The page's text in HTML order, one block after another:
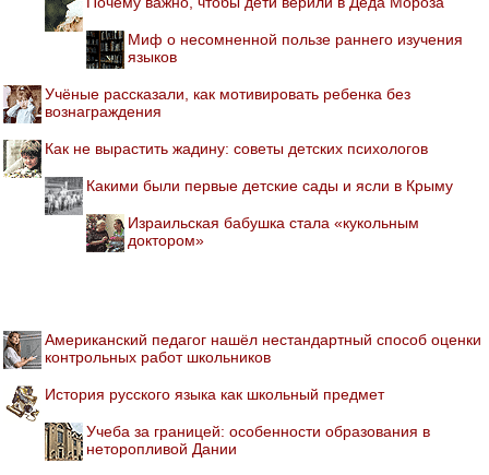
Миф о несомненной пользе раннего изучения
языков
Учёные рассказали, как мотивировать ребенка без
вознаграждения
Как не вырастить жадину: советы детских психологов
Какими были первые детские сады и ясли в Крыму
Израильская бабушка стала «кукольным
доктором»
Американский педагог нашёл нестандартный способ оценки
контрольных работ школьников
История русского языка как школьный предмет
Учеба за границей: особенности образования в
неторопливой Дании